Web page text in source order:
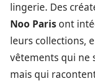
lingerie. Des
Noo Paris ont
leurs collections,
vêtements qui ne
mais qui